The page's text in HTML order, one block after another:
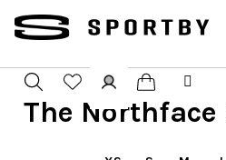
obsah
Hledat PřihlášeníNákupní
The Northface